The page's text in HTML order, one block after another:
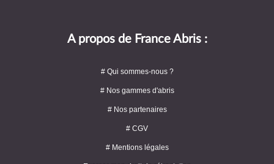
A propos de France Abris :
# Qui sommes-nous ?
# Nos gammes d'abris
# Nos partenaires
# CGV
# Mentions légales